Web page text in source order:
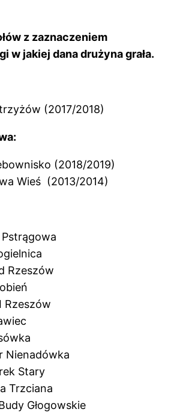
z zaznaczeniem
w jakiej dana drużyna grała.
(2017/2018)
(2018/2019)
Wieś (2013/2014)
Rzeszów
Rzeszów
Nienadówka
Stary
Trzciana
Głogowskie